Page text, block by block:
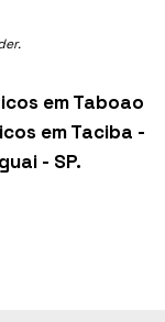
em Taboao
em Taciba -
- SP.